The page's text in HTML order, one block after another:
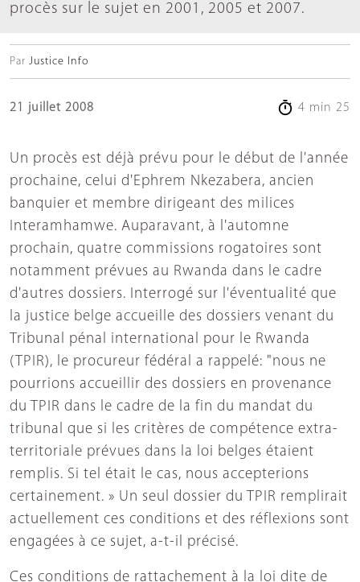
procès sur le sujet en 2001, 2005 et 2007.
Par Justice Info
21 juillet 2008 4 min 25
Un procès est déjà prévu pour le début de l'année
prochaine, celui d'Ephrem Nkezabera, ancien
banquier et membre dirigeant des milices
Interamhamwe. Auparavant, à l'automne
prochain, quatre commissions rogatoires sont
notamment prévues au Rwanda dans le cadre
d'autres dossiers. Interrogé sur l'éventualité que
la justice belge accueille des dossiers venant du
Tribunal pénal international pour le Rwanda
(TPIR), le procureur fédéral a rappelé: "nous ne
pourrions accueillir des dossiers en provenance
du TPIR dans le cadre de la fin du mandat du
tribunal que si les critères de compétence extra-
territoriale prévues dans la loi belges étaient
remplis. Si tel était le cas, nous accepterions
certainement. » Un seul dossier du TPIR remplirait
actuellement ces conditions et des réflexions sont
engagées à ce sujet, a-t-il précisé.
Ces conditions de rattachement à la loi dite de